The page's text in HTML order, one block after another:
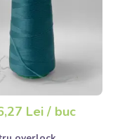
Lei / buc